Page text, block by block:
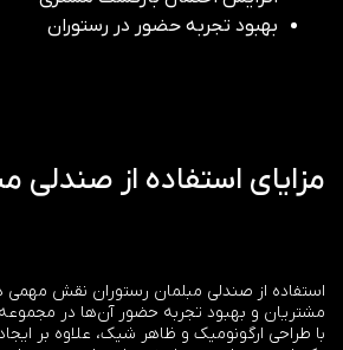
بهبود تجربه حضور در رستوران
مزایای استفاده از صندلی
استفاده از صندلی مبلمان رستوران نقش مهمی
مشتریان و بهبود تجربه حضور آن‌ها در
با طراحی ارگونومیک و ظاهر شیک، علاوه بر